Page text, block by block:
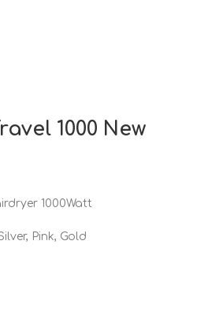
1000 New
1000Watt
Pink, Gold